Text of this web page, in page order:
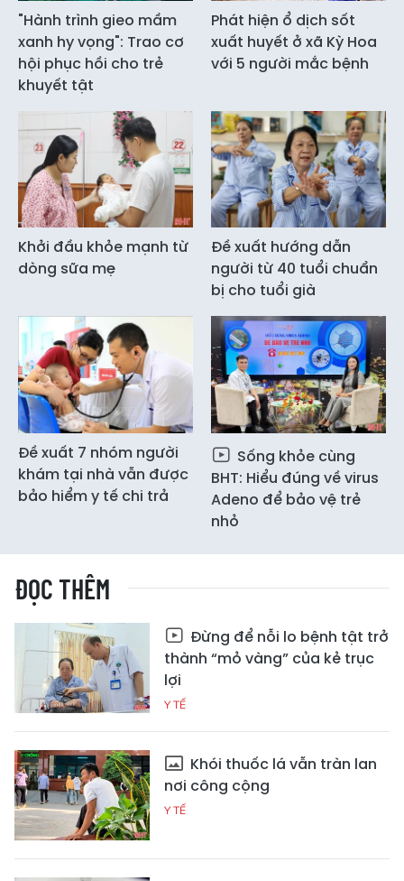
"Hành trình gieo mầm
xanh hy vọng": Trao cơ
hội phục hồi cho trẻ
khuyết tật
Phát hiện ổ dịch sốt
xuất huyết ở xã Kỳ Hoa
với 5 người mắc bệnh
Khởi đầu khỏe mạnh từ
dòng sữa mẹ
Đề xuất hướng dẫn
người từ 40 tuổi chuẩn
bị cho tuổi già
Đề xuất 7 nhóm người
khám tại nhà vẫn được
bảo hiểm y tế chi trả
Sống khỏe cùng
BHT: Hiểu đúng về virus
Adeno để bảo vệ trẻ
nhỏ
ĐỌC THÊM
Đừng để nỗi lo bệnh tật trở
thành “mỏ vàng” của kẻ trục
lợi
Y TẾ
Khói thuốc lá vẫn tràn lan
nơi công cộng
Y TẾ